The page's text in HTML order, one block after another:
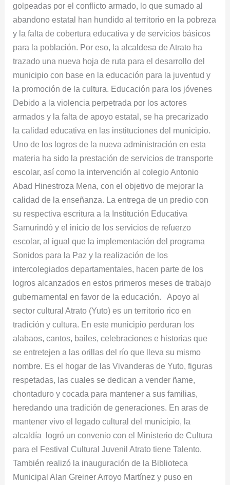
golpeadas por el conflicto armado, lo que sumado al
abandono estatal han hundido al territorio en la pobreza
y la falta de cobertura educativa y de servicios básicos
para la población. Por eso, la alcaldesa de Atrato ha
trazado una nueva hoja de ruta para el desarrollo del
municipio con base en la educación para la juventud y
la promoción de la cultura. Educación para los jóvenes
Debido a la violencia perpetrada por los actores
armados y la falta de apoyo estatal, se ha precarizado
la calidad educativa en las instituciones del municipio.
Uno de los logros de la nueva administración en esta
materia ha sido la prestación de servicios de transporte
escolar, así como la intervención al colegio Antonio
Abad Hinestroza Mena, con el objetivo de mejorar la
calidad de la enseñanza. La entrega de un predio con
su respectiva escritura a la Institución Educativa
Samurindó y el inicio de los servicios de refuerzo
escolar, al igual que la implementación del programa
Sonidos para la Paz y la realización de los
intercolegiados departamentales, hacen parte de los
logros alcanzados en estos primeros meses de trabajo
gubernamental en favor de la educación. Apoyo al
sector cultural Atrato (Yuto) es un territorio rico en
tradición y cultura. En este municipio perduran los
alabaos, cantos, bailes, celebraciones e historias que
se entretejen a las orillas del río que lleva su mismo
nombre. Es el hogar de las Vivanderas de Yuto, figuras
respetadas, las cuales se dedican a vender ñame,
chontaduro y cocada para mantener a sus familias,
heredando una tradición de generaciones. En aras de
mantener vivo el legado cultural del municipio, la
alcaldía logró un convenio con el Ministerio de Cultura
para el Festival Cultural Juvenil Atrato tiene Talento.
También realizó la inauguración de la Biblioteca
Municipal Alan Greiner Arroyo Martínez y puso en